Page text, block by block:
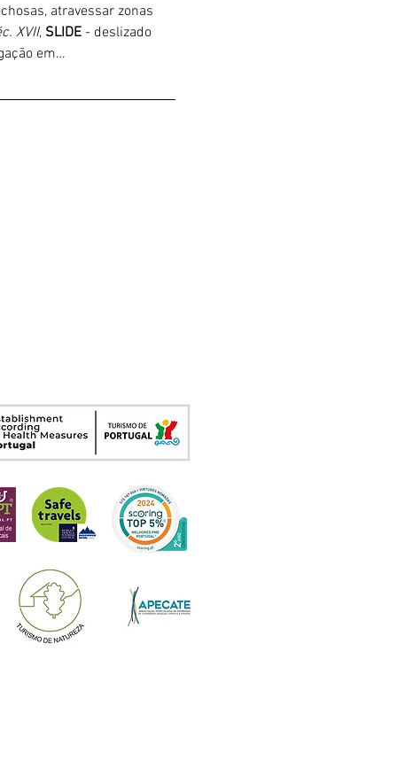
atravessar zonas
XVII, SLIDE - deslizado
em…